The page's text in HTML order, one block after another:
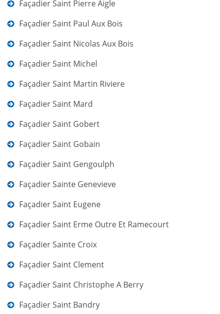
Façadier Saint Pierre Aigle
Façadier Saint Paul Aux Bois
Façadier Saint Nicolas Aux Bois
Façadier Saint Michel
Façadier Saint Martin Riviere
Façadier Saint Mard
Façadier Saint Gobert
Façadier Saint Gobain
Façadier Saint Gengoulph
Façadier Sainte Genevieve
Façadier Saint Eugene
Façadier Saint Erme Outre Et Ramecourt
Façadier Sainte Croix
Façadier Saint Clement
Façadier Saint Christophe A Berry
Façadier Saint Bandry